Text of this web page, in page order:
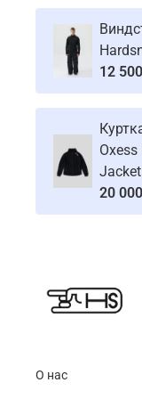
12
Oxess
20
О нас